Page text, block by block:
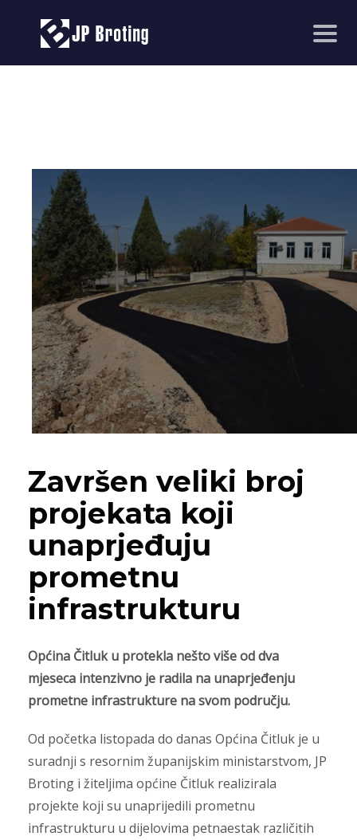
Završen veliki broj
projekata koji
unaprjeđuju
prometnu
infrastrukturu
Općina Čitluk u protekla nešto više od dva
mjeseca intenzivno je radila na unaprjeđenju
prometne infrastrukture na svom području.
Od početka listopada do danas Općina Čitluk je u
suradnji s resornim županijskim ministarstvom, JP
Broting i žiteljima općine Čitluk realizirala
projekte koji su unaprijedili prometnu
infrastrukturu u dijelovima petnaestak različitih